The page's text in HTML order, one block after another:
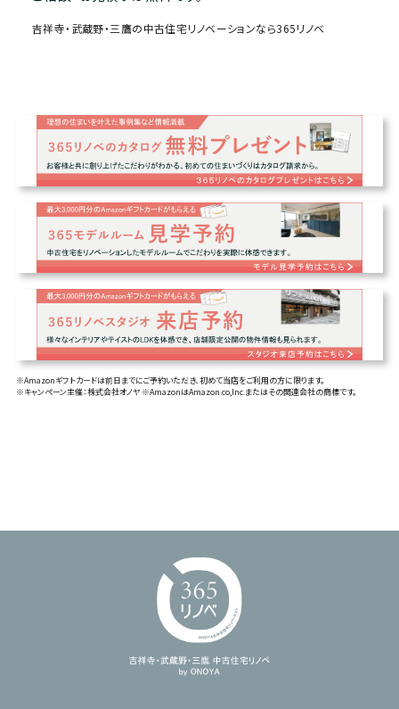
吉祥寺・武蔵野・三鷹の中古住宅リノベーションなら365リノベ
※Amazonギフトカードは前日までにご予約いただき、初めて当店をご利用の方に限ります。
※キャンペーン主催：株式会社オノヤ ※AmazonはAmazon.co,Inc.またはその関連会社の商標です。